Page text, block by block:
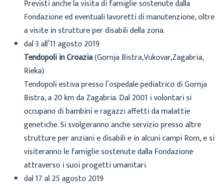
Previsti anche la visita di famiglie sostenute dalla
Fondazione ed eventuali lavoretti di manutenzione, oltre
a visite in strutture per disabili della zona.
dal 3 all’11 agosto 2019
Tendopoli in Croazia(Gornja Bistra,Vukovar,Zagabria,
Rieka)
Tendopoli estiva presso l’ospedale pediatrico di Gornja
Bistra, a 20 km da Zagabria. Dal 2001 i volontari si
occupano di bambini e ragazzi affetti da malattie
genetiche. Si svolgeranno anche servizio presso altre
strutture per anziani e disabili e in alcuni campi Rom, e si
visiteranno le famiglie sostenute dalla Fondazione
attraverso i suoi progetti umanitari.
dal 17 al 25 agosto 2019